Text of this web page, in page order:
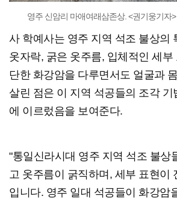
영주 신암리 마애여래삼존상. <권기웅기자>
사 학예사는 영주 지역 석조 불상의
옷자락, 굵은 옷주름, 입체적인 세부
단한 화강암을 다루면서도 얼굴과
살린 점은 이 지역 석공들의 조각 기
에 이르렀음을 보여준다.
"통일신라시대 영주 지역 석조 불상
고 옷주름이 굵직하며, 세부 표현이
입니다. 영주 일대 석공들이 화강암